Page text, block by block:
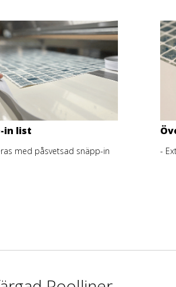
in list
med påsvetsad snäpp-in
-